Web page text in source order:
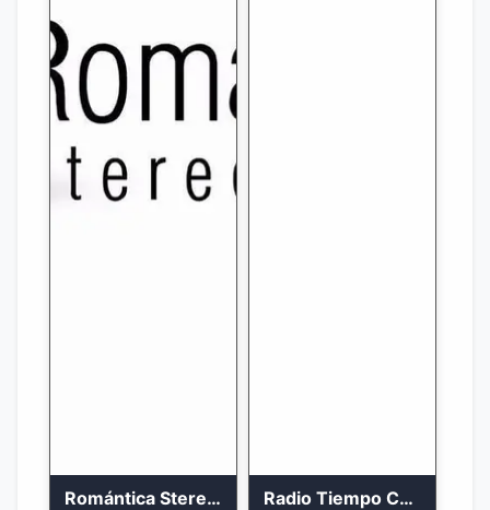
Romántica Stereo 88.1 FM Radio Tiempo Cali En Vivo 2023